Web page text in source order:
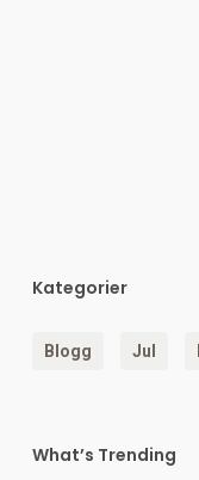
Kategorier
Blogg Jul
What’s Trending